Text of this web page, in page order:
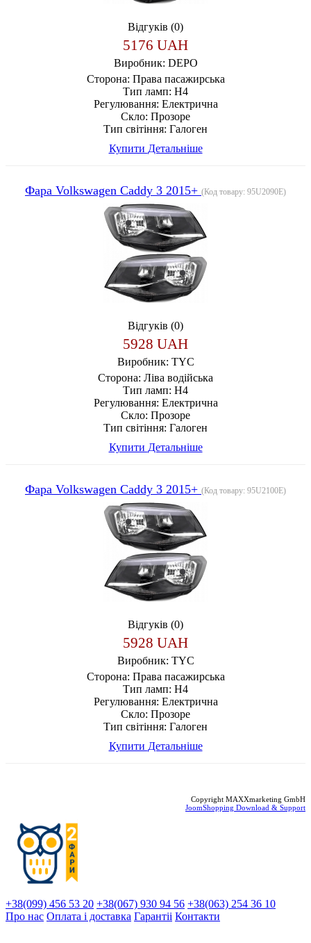
Відгуків (0)
5176 UAH
Виробник: DEPO
Сторона: Права пасажирська
Тип ламп: H4
Регулювання: Електрична
Скло: Прозоре
Тип світіння: Галоген
Купити Детальніше
Фара Volkswagen Caddy 3 2015+ (Код товару: 95U2090E)
Відгуків (0)
5928 UAH
Виробник: TYC
Сторона: Ліва водійська
Тип ламп: H4
Регулювання: Електрична
Скло: Прозоре
Тип світіння: Галоген
Купити Детальніше
Фара Volkswagen Caddy 3 2015+ (Код товару: 95U2100E)
Відгуків (0)
5928 UAH
Виробник: TYC
Сторона: Права пасажирська
Тип ламп: H4
Регулювання: Електрична
Скло: Прозоре
Тип світіння: Галоген
Купити Детальніше
Copyright MAXXmarketing GmbH
JoomShopping Download & Support
+38(099) 456 53 20 +38(067) 930 94 56 +38(063) 254 36 10
Про нас Оплата і доставка Гарантіi Контакти